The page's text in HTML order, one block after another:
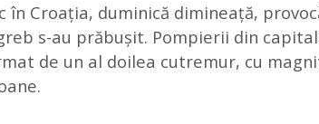
în Croația, duminică dimineață,
s-au prăbușit. Pompierii din
de un al doilea cutremur, cu